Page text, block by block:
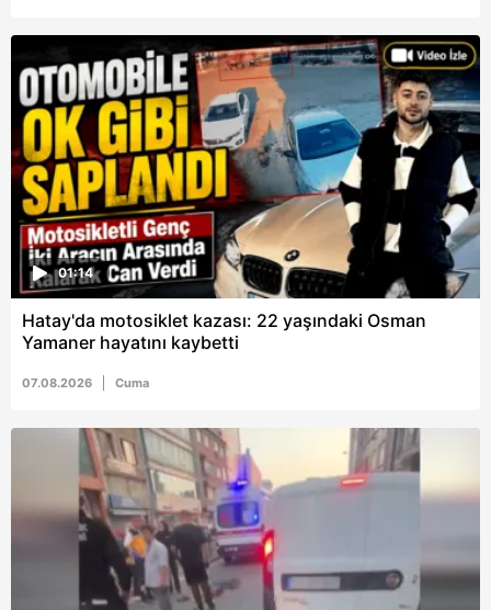
01:14
Hatay'da motosiklet kazası: 22 yaşındaki Osman
Yamaner hayatını kaybetti
07.08.2026 Cuma